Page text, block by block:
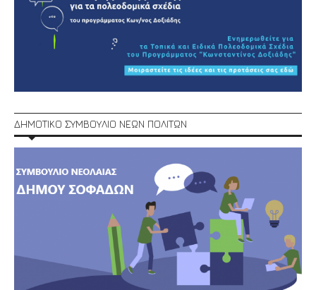
ΔΗΜΟΤΙΚΟ ΣΥΜΒΟΥΛΙΟ ΝΕΩΝ ΠΟΛΙΤΩΝ